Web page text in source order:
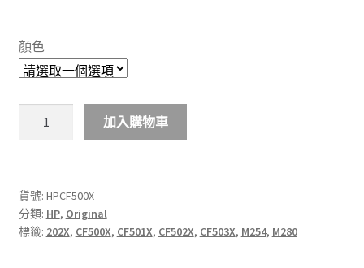
$1,088.00
顏色
印
量
彩
加入購物車
貨號: HPCF500X
分類: HP, Original
標籤: 202X, CF500X, CF501X, CF502X, CF503X, M254, M280